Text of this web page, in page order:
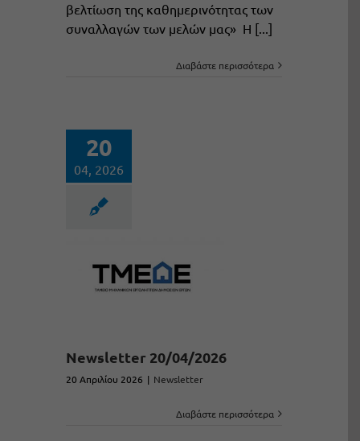
βελτίωση της καθημερινότητας των
συναλλαγών των μελών μας» Η [...]
Διαβάστε περισσότερα
20
04, 2026
Newsletter 20/04/2026
20 Απριλίου 2026 | Newsletter
Διαβάστε περισσότερα